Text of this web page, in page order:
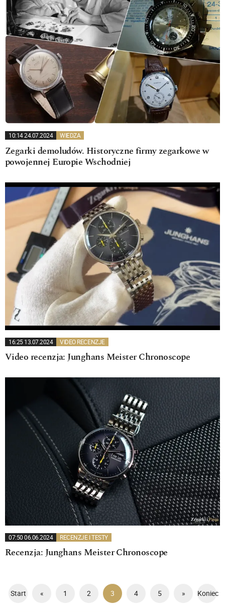
10:14 24.07.2024 WIEDZA
Zegarki demoludów. Historyczne firmy zegarkowe w
powojennej Europie Wschodniej
16:25 13.07.2024 VIDEO RECENZJE
Video recenzja: Junghans Meister Chronoscope
07:50 06.06.2024 RECENZJE I TESTY
Recenzja: Junghans Meister Chronoscope
Start « 1 2 3 4 5 » Koniec